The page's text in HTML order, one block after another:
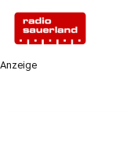
Anzeige